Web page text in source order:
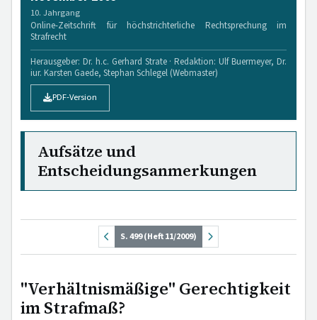
10. Jahrgang
Online-Zeitschrift für höchstrichterliche Rechtsprechung im
Strafrecht
Herausgeber: Dr. h.c. Gerhard Strate · Redaktion: Ulf Buermeyer, Dr.
iur. Karsten Gaede, Stephan Schlegel (Webmaster)
PDF-Version
Aufsätze und
Entscheidungsanmerkungen
S. 499 (Heft 11/2009)
"Verhältnismäßige" Gerechtigkeit
im Strafmaß?